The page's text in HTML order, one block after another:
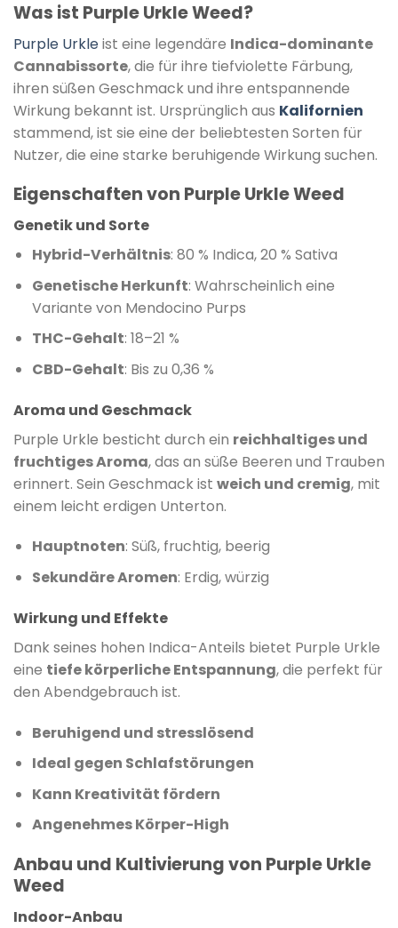
Was ist Purple Urkle Weed?
Purple Urkleist eine legendäre Indica-dominante
Cannabissorte, die für ihre tiefviolette Färbung,
ihren süßen Geschmack und ihre entspannende
Wirkung bekannt ist. Ursprünglich aus Kalifornien
stammend, ist sie eine der beliebtesten Sorten für
Nutzer, die eine starke beruhigende Wirkung suchen.
Eigenschaften von Purple Urkle Weed
Genetik und Sorte
Hybrid-Verhältnis: 80 % Indica, 20 % Sativa
Genetische Herkunft: Wahrscheinlich eine
Variante von Mendocino Purps
THC-Gehalt: 18–21 %
CBD-Gehalt: Bis zu 0,36 %
Aroma und Geschmack
Purple Urkle besticht durch ein reichhaltiges und
fruchtiges Aroma, das an süße Beeren und Trauben
erinnert. Sein Geschmack ist weich und cremig, mit
einem leicht erdigen Unterton.
Hauptnoten: Süß, fruchtig, beerig
Sekundäre Aromen: Erdig, würzig
Wirkung und Effekte
Dank seines hohen Indica-Anteils bietet Purple Urkle
eine tiefe körperliche Entspannung, die perfekt für
den Abendgebrauch ist.
Beruhigend und stresslösend
Ideal gegen Schlafstörungen
Kann Kreativität fördern
Angenehmes Körper-High
Anbau und Kultivierung von Purple Urkle
Weed
Indoor-Anbau